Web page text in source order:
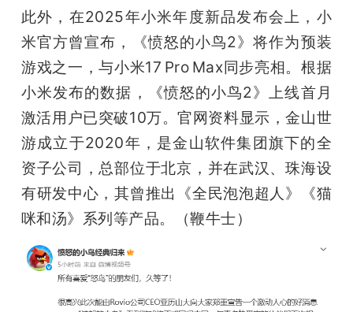
此外，在2025年小米年度新品发布会上，小
米官方曾宣布，《愤怒的小鸟2》将作为预装
游戏之一，与小米17 Pro Max同步亮相。根据
小米发布的数据，《愤怒的小鸟2》上线首月
激活用户已突破10万。官网资料显示，金山世
游成立于2020年，是金山软件集团旗下的全
资子公司，总部位于北京，并在武汉、珠海设
有研发中心，其曾推出《全民泡泡超人》《猫
咪和汤》系列等产品。（鞭牛士）